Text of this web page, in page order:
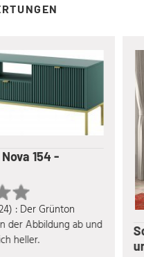
154 -
Grünton
Abbildung ab und
und